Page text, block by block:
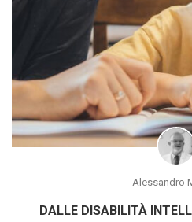
Alessandro
DALLE DISABILITÀ